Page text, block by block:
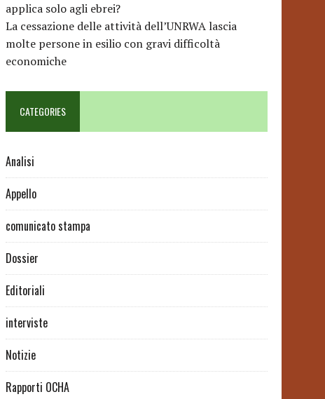
applica solo agli ebrei?
La cessazione delle attività dell’UNRWA lascia
molte persone in esilio con gravi difficoltà
economiche
CATEGORIES
Analisi
Appello
comunicato stampa
Dossier
Editoriali
interviste
Notizie
Rapporti OCHA